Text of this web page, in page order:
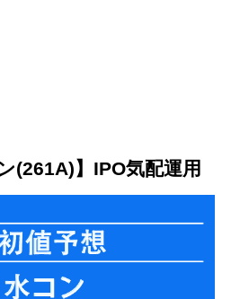
(261A)】IPO気配運用